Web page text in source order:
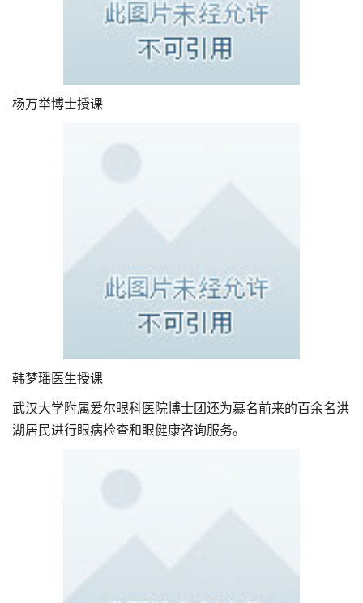
杨万举博士授课
韩梦瑶医生授课
武汉大学附属爱尔眼科医院博士团还为慕名前来的百余名洪
湖居民进行眼病检查和眼健康咨询服务。